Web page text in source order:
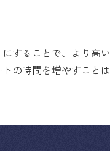
することで、より高
の時間を増やすこと